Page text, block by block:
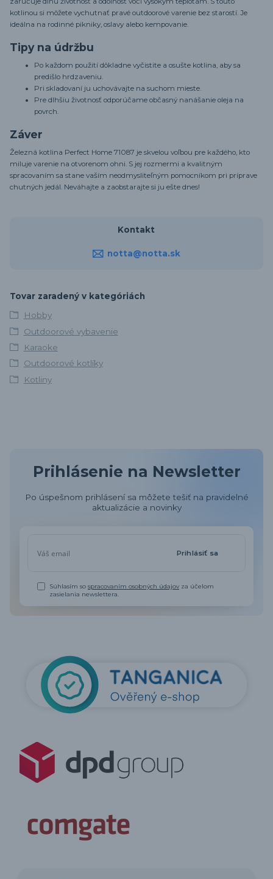
kotlinou si môžete vychutnať pravé outdoorové varenie bez starostí. Je
ideálna na rodinné pikniky, oslavy alebo kempovanie.
Tipy na údržbu
Po každom použití dôkladne vyčistite a osušte kotlina, aby sa
predišlo hrdzaveniu.
Pri skladovaní ju uchovávajte na suchom mieste.
Pre dlhšiu životnosť odporúčame občasný nanášanie oleja na
povrch.
Záver
Železná kotlina Perfect Home 71087 je skvelou voľbou pre každého, kto
miluje varenie na otvorenom ohni. S jej rozmermi a kvalitným
spracovaním sa stane vaším neodmysliteľným pomocníkom pri príprave
chutných jedál. Neváhajte a zaobstarajte si ju ešte dnes!
Kontakt
notta@notta.sk
Tovar zaradený v kategóriách
Hobby
Outdoorové vybavenie
Karaoke
Outdoorové kotlíky
Kotliny
Prihlásenie na Newsletter
Po úspešnom prihlásení sa môžete tešiť na pravidelné
aktualizácie a novinky
Prihlásiť sa
Súhlasím sospracovaním osobných údajov za účelom
zasielania newslettera.